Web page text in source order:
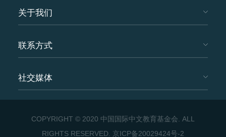
关于我们
联系方式
社交媒体
COPYRIGHT © 2020 中国国际中文教育基金会. ALL
RIGHTS RESERVED. 京ICP备20029424号-2